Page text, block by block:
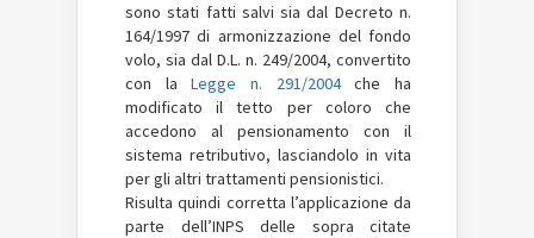
sono stati fatti salvi sia dal Decreto n.
164/1997 di armonizzazione del fondo
volo, sia dal D.L. n. 249/2004, convertito
con laLegge n. 291/2004che ha
modificato il tetto per coloro che
accedono al pensionamento con il
sistema retributivo, lasciandolo in vita
per gli altri trattamenti pensionistici.
Risulta quindi corretta l’applicazione da
parte dell’INPS delle sopra citate